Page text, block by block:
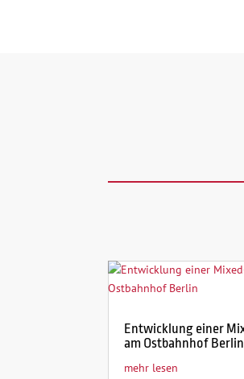
Entwicklung einer
am Ostbahnhof Berlin
mehr lesen